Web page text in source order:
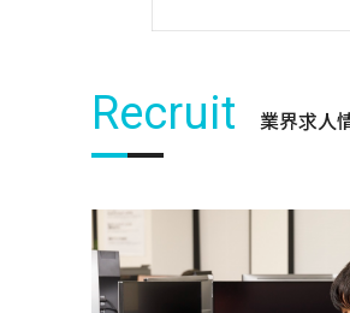
Recruit 業界求人